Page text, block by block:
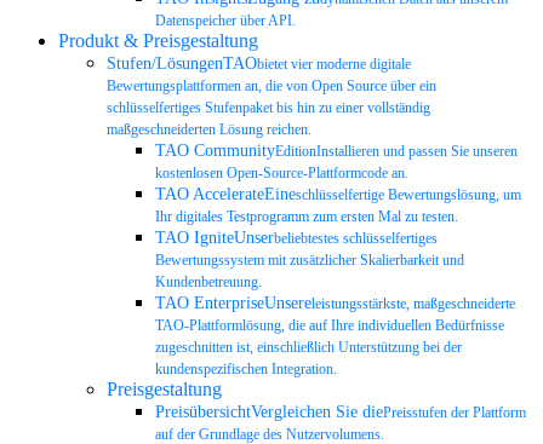
Datenspeicher über API.
Produkt & Preisgestaltung
Stufen/LösungenTAObietet vier moderne digitale
Bewertungsplattformen an, die von Open Source über ein
schlüsselfertiges Stufenpaket bis hin zu einer vollständig
maßgeschneiderten Lösung reichen.
TAO CommunityEditionInstallieren und passen Sie unseren
kostenlosen Open-Source-Plattformcode an.
TAO AccelerateEineschlüsselfertige Bewertungslösung, um
Ihr digitales Testprogramm zum ersten Mal zu testen.
TAO IgniteUnserbeliebtestes schlüsselfertiges
Bewertungssystem mit zusätzlicher Skalierbarkeit und
Kundenbetreuung.
TAO EnterpriseUnsereleistungsstärkste, maßgeschneiderte
TAO-Plattformlösung, die auf Ihre individuellen Bedürfnisse
zugeschnitten ist, einschließlich Unterstützung bei der
kundenspezifischen Integration.
Preisgestaltung
PreisübersichtVergleichen Sie diePreisstufen der Plattform
auf der Grundlage des Nutzervolumens.